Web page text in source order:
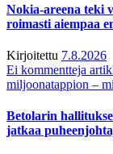
Nokia-areena teki
roimasti aiempaa
Kirjoitettu 7.8.2026
Ei kommentteja
miljoonatappion –
Betolarin
jatkaa